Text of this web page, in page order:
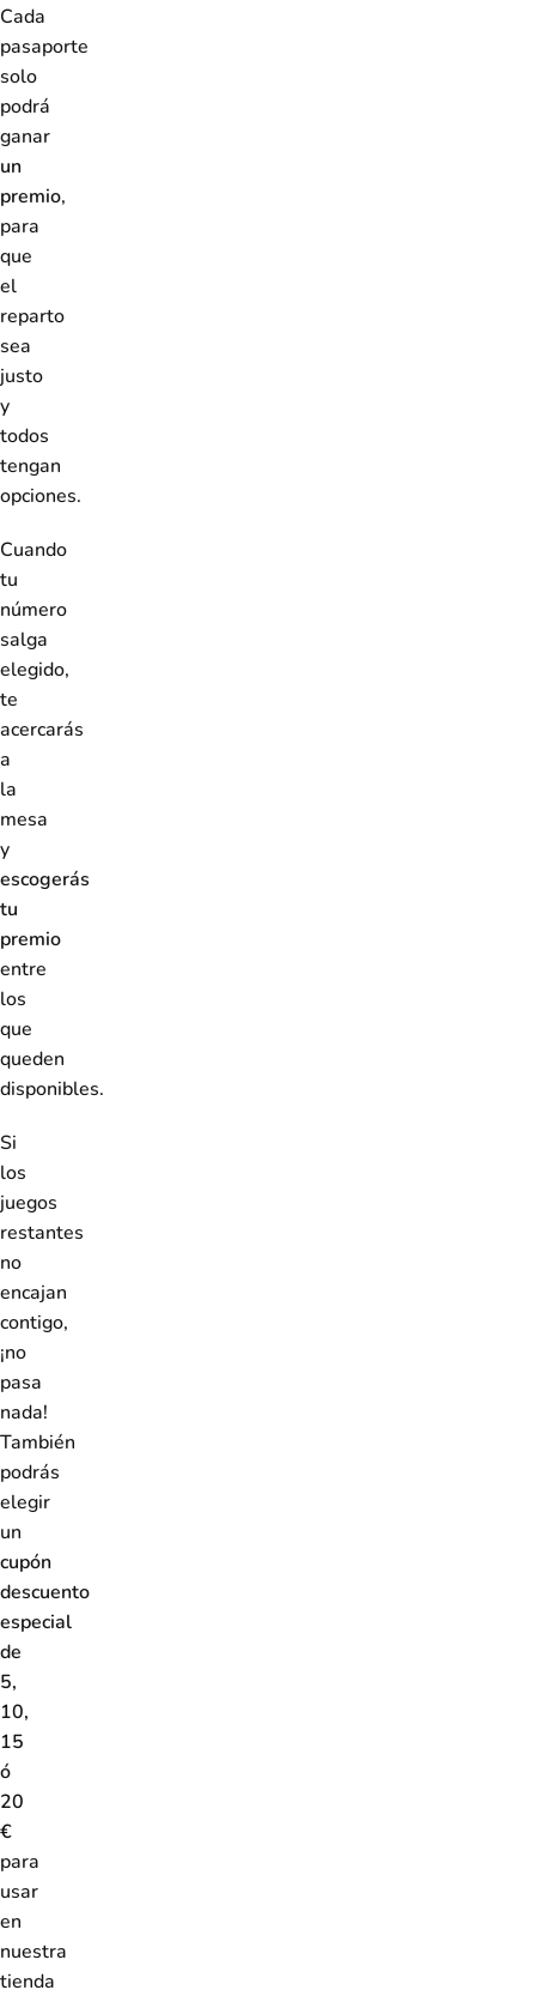
Cada
pasaporte
solo
podrá
ganar
un
premio,
para
que
el
reparto
sea
justo
y
todos
tengan
opciones.
Cuando
tu
número
salga
elegido,
te
acercarás
a
la
mesa
y
escogerás
tu
premio
entre
los
que
queden
disponibles.
Si
los
juegos
restantes
no
encajan
contigo,
¡no
pasa
nada!
También
podrás
elegir
un
cupón
descuento
especial
de
5,
10,
15
ó
20
€
para
usar
en
nuestra
tienda